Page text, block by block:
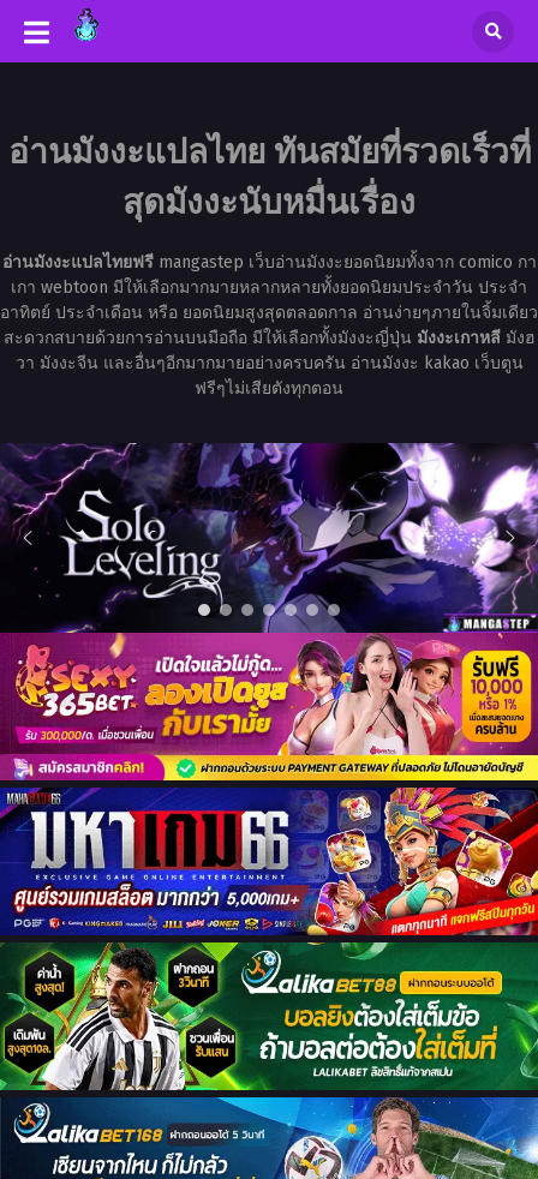
อ่านมังงะแปลไทย ทันสมัยที่รวดเร็วที่
สุดมังงะนับหมื่นเรื่อง
อ่านมังงะแปลไทยฟรีmangastep เว็บอ่านมังงะยอดนิยมทั้งจาก comico กา
เกา webtoon มีให้เลือกมากมายหลากหลายทั้งยอดนิยมประจำวัน ประจำ
อาทิตย์ ประจำเดือน หรือ ยอดนิยมสูงสุดตลอดกาล อ่านง่ายๆภายในจิ้มเดียว
สะดวกสบายด้วยการอ่านบนมือถือ มีให้เลือกทั้งมังงะญี่ปุ่น มังงะเกาหลีมังฮ
วา มังงะจีน และอื่นๆอีกมากมายอย่างครบครัน อ่านมังงะ kakao เว็บตูน
ฟรีๆไม่เสียตังทุกตอน